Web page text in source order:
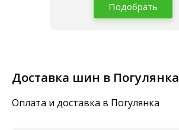
Подобрать
Доставка шин в Погулянка
Оплата и доставка в Погулянка